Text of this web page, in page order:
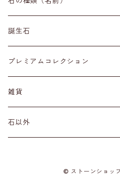
ネックレス・ペンダントトップ
リング
材質
プラチナ
その他アクセサリー
丸玉
標本
磨き石
ルース
ア行
アイオライト
アクアマリン
カ行
カーネリアン
カイヤナイト
サ行
サファイア
タ行
誕生石
１月
２月
３月
プレミアムコレクション
雑貨
天然石雑貨
石以外
© ストーンショッ